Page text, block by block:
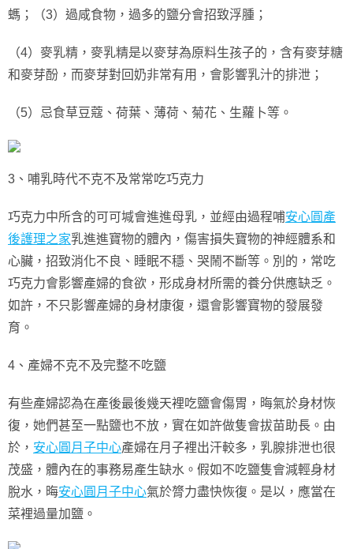
螞；（3）過咸食物，過多的鹽分會招致浮腫；
（4）麥乳精，麥乳精是以麥芽為原料生孩子的，含有麥芽糖
和麥芽酚，而麥芽對回奶非常有用，會影響乳汁的排泄；
（5）忌食草豆蔻、荷葉、薄荷、菊花、生蘿卜等。
3、哺乳時代不克不及常常吃巧克力
巧克力中所含的可可堿會進進母乳，並經由過程哺安心圓產
後護理之家乳進進寶物的體內，傷害損失寶物的神經體系和
心臟，招致消化不良、睡眠不穩、哭鬧不斷等。別的，常吃
巧克力會影響產婦的食欲，形成身材所需的養分供應缺乏。
如許，不只影響產婦的身材康復，還會影響寶物的發展發
育。
4、產婦不克不及完整不吃鹽
有些產婦認為在產後最後幾天裡吃鹽會傷胃，晦氣於身材恢
復，她們甚至一點鹽也不放，實在如許做隻會拔苗助長。由
於， 安心圓月子中心產婦在月子裡出汗較多，乳腺排泄也很
茂盛，體內在的事務易產生缺水。假如不吃鹽隻會減輕身材
脫水，晦安心圓月子中心氣於膂力盡快恢復。是以，應當在
菜裡過量加鹽。